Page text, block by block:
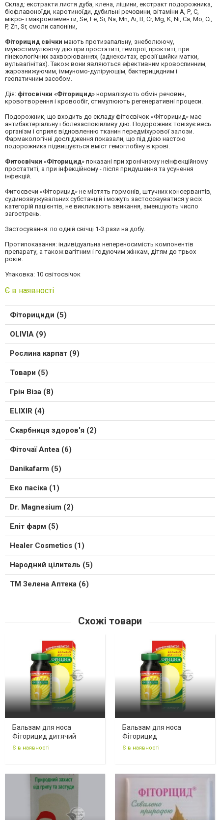
Склад: екстракти листя дуба, клена, ліщини, екстракт подорожника,
біофлавоноїди, каротиноїди, дубильні речовини, вітаміни А, Р, С,
мікро- і макроелементи, Se, Fe, Si, Na, Mn, Ai, B, Cr, Mg, K, Ni, Ca, Mo, Сі,
P, Zn, Sr, смоли сапоніни,
Фіторицид свічки мають протизапальну, знеболюючу,
імуностимулюючу дію при простатиті, геморої, проктиті, при
гінекологічних захворюваннях, (аднекситах, ерозії шийки матки,
вульвагінітах). Також вони являються ефективним кровоспинним,
жарознижуючим, іммуномо-дулірующім, бактерицидним і
геопатичним засобом.
Дія: фітосвічки «Фіторицид» нормалізують обмін речовин,
кровотворення і кровообіг, стимулюють регенеративні процеси.
Подорожник, що входить до складу фітосвічок «Фіторицид» має
антибактеріальну і болезаспокійливу дію. Подорожник тонізує весь
організм і сприяє відновленню тканин передміхурової залози.
Фармакологічні дослідження показали, що під дією настою
подорожника підвищується вміст гемоглобіну в крові.
Фитосвічки «Фіторицид» показані при хронічному неінфекційному
простатиті, а при інфекційному - після придушення та усунення
інфекцій.
Фитосвечи «Фіторицид» не містять гормонів, штучних консервантів,
судинозвужувальних субстанцій і можуть застосовуватися у всіх
категорій пацієнтів, не викликають звикання, зменшують число
загострень.
Застосування: по одній свічці 1-3 рази на добу.
Протипоказання: індивідуальна непереносимість компонентів
препарату, а також вагітним і годуючим жінкам, дітям до трьох
років.
Упаковка: 10 світосвічок
Є в наявності
Фіторициди (5)
OLIVIA (9)
Рослина карпат (9)
Товари (5)
Грін Віза (8)
ELIXIR (4)
Скарбниця здоров'я (2)
Фіточаї Antea (6)
Danikafarm (5)
Еко пасіка (1)
Dr. Magnesium (2)
Еліт фарм (5)
Healer Cosmetics (1)
Народний цілитель (5)
ТМ Зелена Аптека (6)
Схожі товари
Бальзам для носа
Фіторицид дитячий
Є в наявності
Бальзам для носа
Фіторицид
Є в наявності